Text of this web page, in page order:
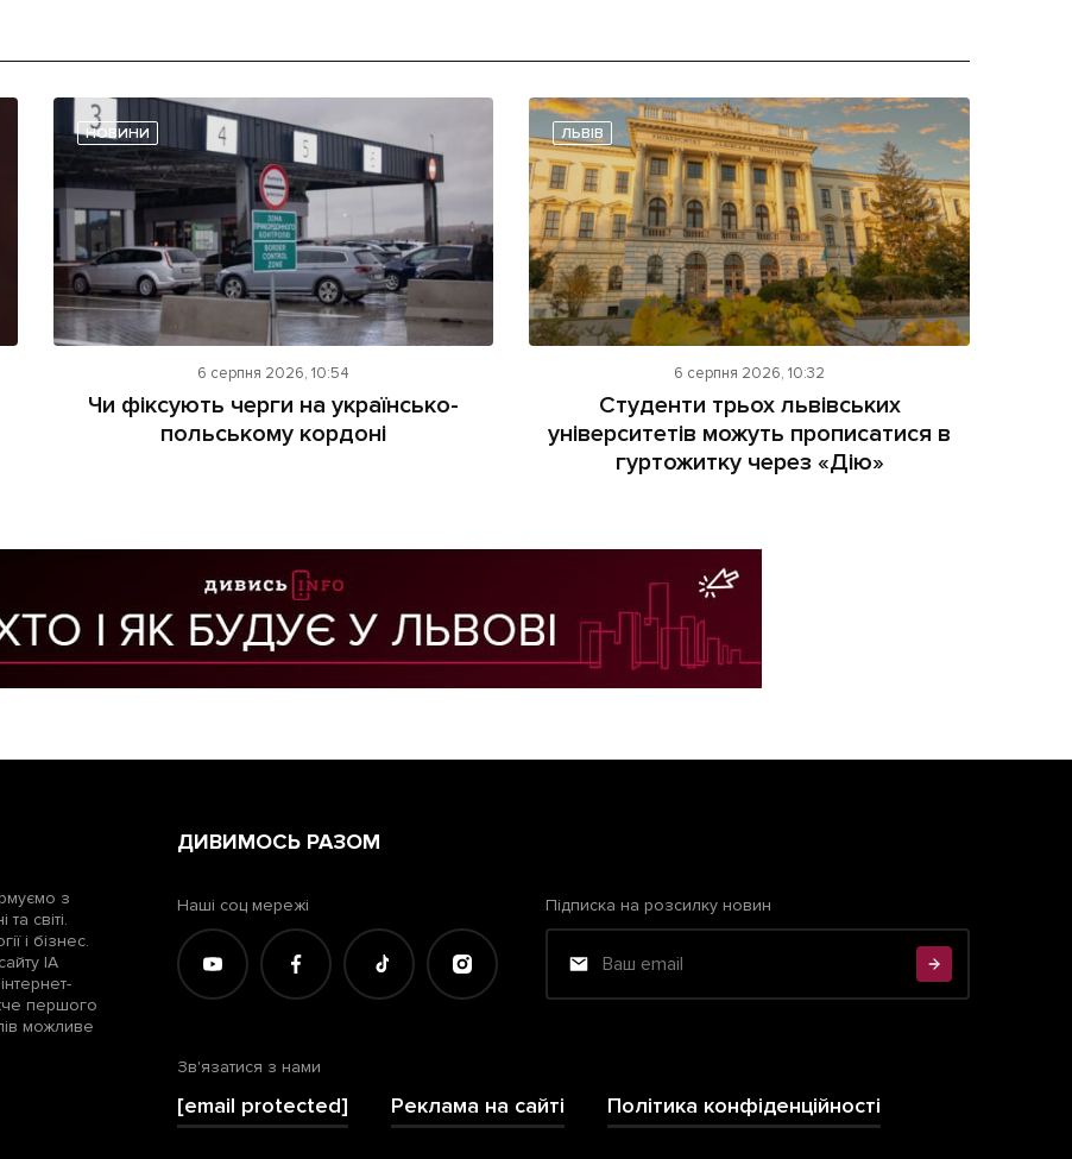
НОВИНИ
6 серпня 2026, 10:54
Чи фіксують черги на українсько-
польському кордоні
ЛЬВІВ
6 серпня 2026, 10:32
Студенти трьох львівських
університетів можуть прописатися в
гуртожитку через «Дію»
з
світі.
і бізнес.
ІА
першого
можливе
ДИВИМОСЬ РАЗОМ
Наші соц мережі Підписка на розсилку новин
Зв'язатися з нами
[email protected] Реклама на сайті Політика конфіденційності